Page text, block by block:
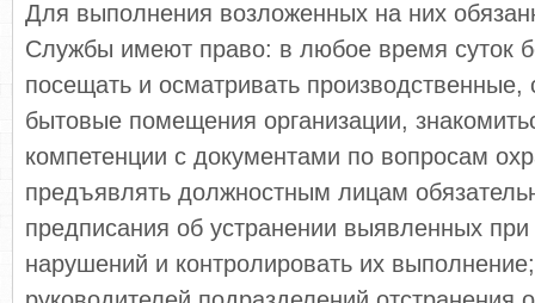
Для выполнения возложенных на них
Службы имеют право: в любое время суток
посещать и осматривать
бытовые помещения организации,
компетенции с документами по вопросам
предъявлять должностным лицам
предписания об устранении выявленных при
нарушений и контролировать их